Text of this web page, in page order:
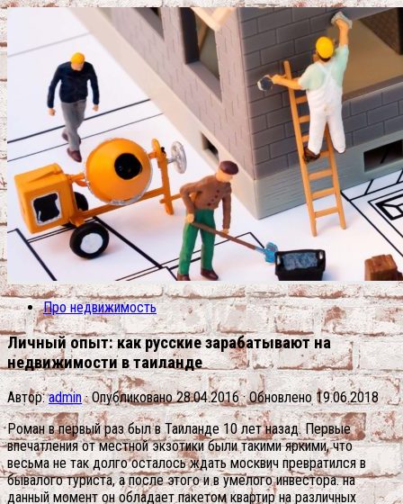
Про недвижимость
Личный опыт: как русские зарабатывают на
недвижимости в таиланде
Автор:admin · Опубликовано28.04.2016· Обновлено19.06.2018
Роман в первый раз был в Таиланде 10 лет назад. Первые
впечатления от местной экзотики были такими яркими, что
весьма не так долго осталось ждать москвич превратился в
бывалого туриста, а после этого и в умелого инвестора. на
данный момент он обладает пакетом квартир на различных